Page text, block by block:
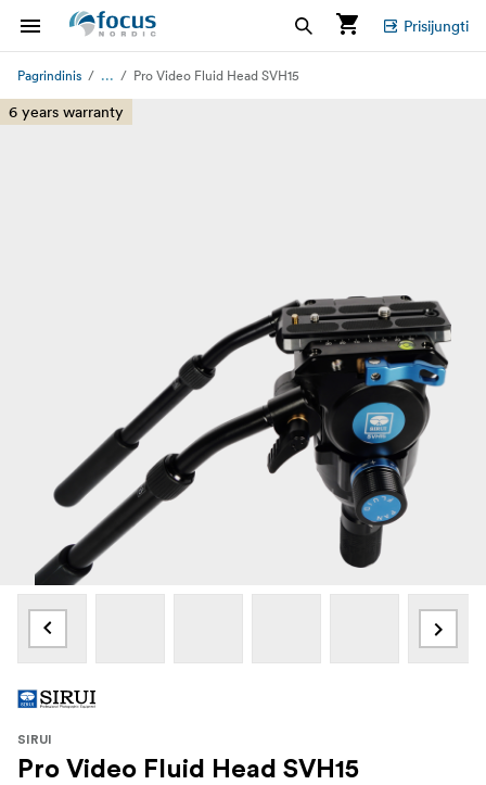
Prisijungti
Pagrindinis ... Pro Video Fluid Head SVH15
6 years warranty
SIRUI
Pro Video Fluid Head SVH15